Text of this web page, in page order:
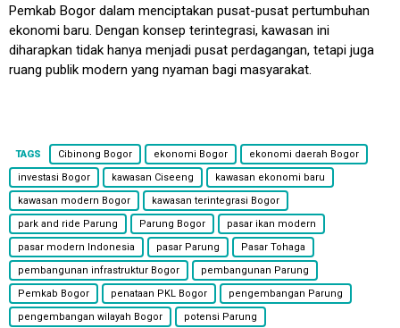
Pemkab Bogor dalam menciptakan pusat-pusat pertumbuhan
ekonomi baru. Dengan konsep terintegrasi, kawasan ini
diharapkan tidak hanya menjadi pusat perdagangan, tetapi juga
ruang publik modern yang nyaman bagi masyarakat.
TAGS Cibinong Bogor ekonomi Bogor
ekonomi daerah Bogor
investasi Bogor
kawasan Ciseeng
kawasan ekonomi baru
kawasan modern Bogor
kawasan terintegrasi Bogor
park and ride Parung
Parung Bogor
pasar ikan modern
pasar modern Indonesia
pasar Parung
Pasar Tohaga
pembangunan infrastruktur Bogor
pembangunan Parung
Pemkab Bogor
penataan PKL Bogor
pengembangan Parung
pengembangan wilayah Bogor
potensi Parung